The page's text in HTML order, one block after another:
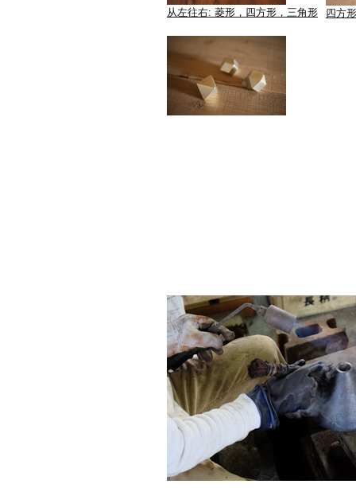
从左往右: 菱形，四方形，三角形 四方形